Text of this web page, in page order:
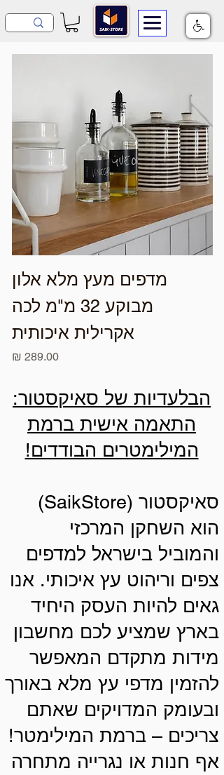
מדפים מעץ מלא אלון
מבוקע 32 מ"מ לכה
אקרילית איכותית
מחיר
הבלעדיות של סאיקסטור:
התאמה אישית ברמת
המילימטרים הבודדים!
סאיקסטור (SaikStore)
הוא השחקן המרכזי
והמוביל בישראל למדפים
צפים וריהוט עץ איכותי. אנו
גאים להיות העסק היחיד
בארץ שמציע לכם מחשבון
מידות מתקדם המאפשר
להזמין מדפי עץ מלא באורך
ובעומק המדויקים שאתם
צריכים – ברמת המילימטר!
אף חנות או נגרייה מתחרה